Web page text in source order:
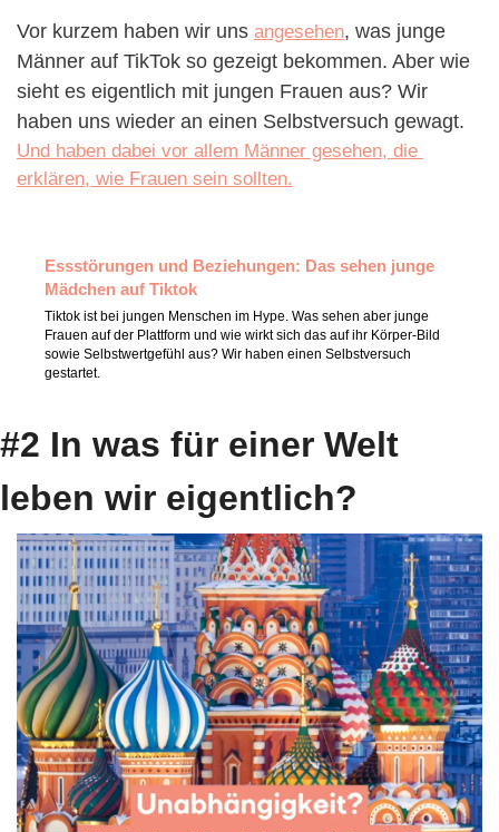
Vor kurzem haben wir uns angesehen, was junge
Männer auf TikTok so gezeigt bekommen. Aber wie
sieht es eigentlich mit jungen Frauen aus? Wir
Und haben dabei vor allem Männer gesehen, die
erklären, wie Frauen sein sollten.
Essstörungen und Beziehungen: Das sehen junge
Mädchen auf Tiktok
Tiktok ist bei jungen Menschen im Hype. Was sehen aber junge
Frauen auf der Plattform und wie wirkt sich das auf ihr Körper-Bild
sowie Selbstwertgefühl aus? Wir haben einen Selbstversuch
gestartet.
#2 In was für einer Welt
leben wir eigentlich?